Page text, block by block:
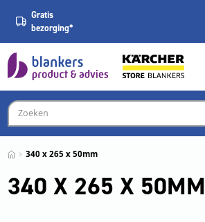
Gratis
bezorging*
340 x 265 x 50mm
340 X 265 X 50MM